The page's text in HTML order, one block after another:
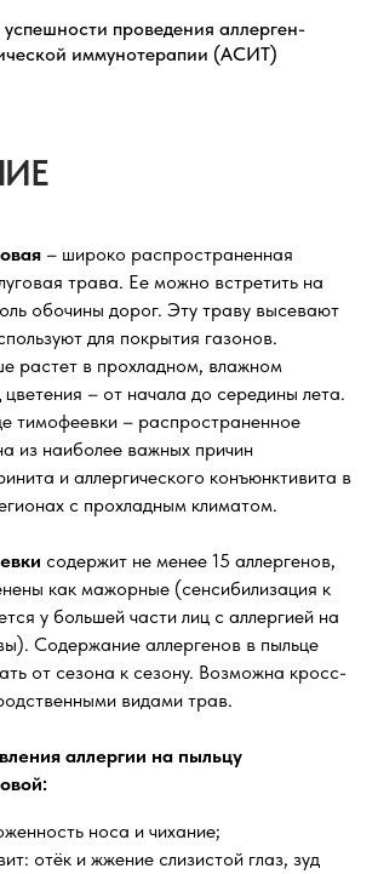
проведения аллерген-
иммунотерапии (АСИТ)
– широко распространенная
трава. Ее можно встретить на
обочины дорог. Эту траву высевают
для покрытия газонов.
растет в прохладном, влажном
– от начала до середины лета.
тимофеевки – распространенное
из наиболее важных причин
и аллергического конъюнктивита в
с прохладным климатом.
содержит не менее 15 аллергенов,
как мажорные (сенсибилизация к
у большей части лиц с аллергией на
Содержание аллергенов в пыльце
от сезона к сезону. Возможна кросс-
видами трав.
аллергии на пыльцу
носа и чихание;
отёк и жжение слизистой глаз, зуд